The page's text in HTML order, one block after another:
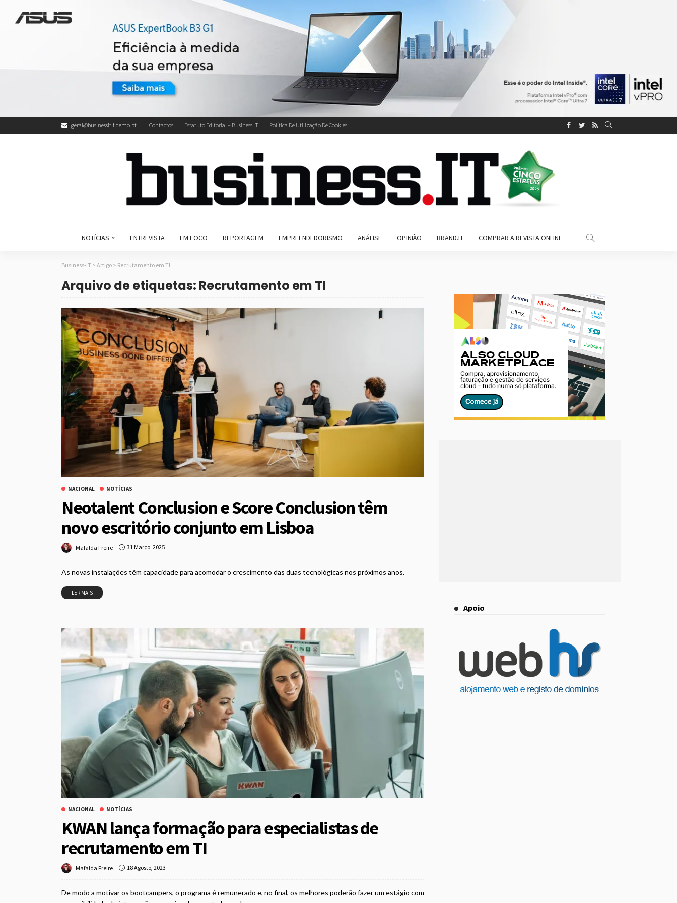
geral@businessit.fidemo.pt Contactos Estatuto Editorial – Business IT Política De Utilização De Cookies
NOTÍCIAS ENTREVISTA EM FOCO REPORTAGEM EMPREENDEDORISMO ANÁLISE OPINIÃO BRAND.IT COMPRAR A REVISTA ONLINE
Business-IT > Artigo > Recrutamento em TI
Arquivo de etiquetas: Recrutamento em TI
NACIONAL NOTÍCIAS
Neotalent Conclusion e Score Conclusion têm
novo escritório conjunto em Lisboa
Mafalda Freire 31 Março, 2025
As novas instalações têm capacidade para acomodar o crescimento das duas tecnológicas nos próximos anos.
LER MAIS
NACIONAL NOTÍCIAS
KWAN lança formação para especialistas de
recrutamento em TI
Mafalda Freire 18 Agosto, 2023
De modo a motivar os bootcampers, o programa é remunerado e, no final, os melhores poderão fazer um estágio com
Apoio